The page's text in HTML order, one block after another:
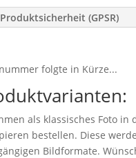
Produktsicherheit (GPSR)
folgte in Kürze...
als klassisches Foto
bestellen. Diese
Bildformate.